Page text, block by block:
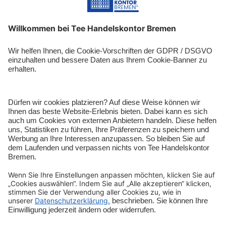
Shop-Service
Schnelle Lieferung
Vertrag widerrufen